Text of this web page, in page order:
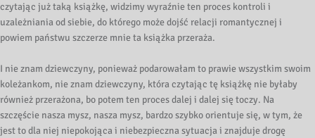
czytając już taką książkę, widzimy wyraźnie ten proces kontroli i
uzależniania od siebie, do którego może dojść relacji romantycznej i
powiem państwu szczerze mnie ta książka przeraża.
I nie znam dziewczyny, ponieważ podarowałam to prawie wszystkim swoim
koleżankom, nie znam dziewczyny, która czytając tę książkę nie byłaby
również przerażona, bo potem ten proces dalej i dalej się toczy. Na
szczęście nasza mysz, nasza mysz, bardzo szybko orientuje się, w tym, że
jest to dla niej niepokojąca i niebezpieczna sytuacja i znajduje drogę